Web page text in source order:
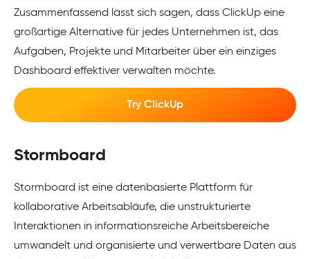
Zusammenfassend lässt sich sagen, dass ClickUp eine
großartige Alternative für jedes Unternehmen ist, das
Aufgaben, Projekte und Mitarbeiter über ein einziges
Dashboard effektiver verwalten möchte.
Try ClickUp
Stormboard
Stormboard ist eine datenbasierte Plattform für
kollaborative Arbeitsabläufe, die unstrukturierte
Interaktionen in informationsreiche Arbeitsbereiche
umwandelt und organisierte und verwertbare Daten aus